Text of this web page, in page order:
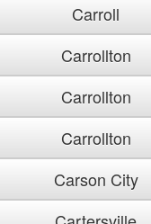
Carroll
Carrollton
Carrollton
Carrollton
Carson City